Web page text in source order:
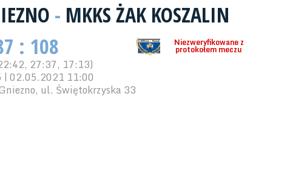
- MKKS ŻAK KOSZALIN
Niezweryfikowane z
protokołem meczu
: 108
27:37, 17:13)
| 02.05.2021 11:00
ul. Świętokrzyska 33